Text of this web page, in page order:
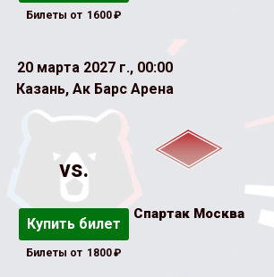
Билеты от 1600₽
20 марта 2027 г., 00:00
Казань, Ак Барс Арена
vs.
Купить билет
Билеты от 1800₽
Спартак Москва